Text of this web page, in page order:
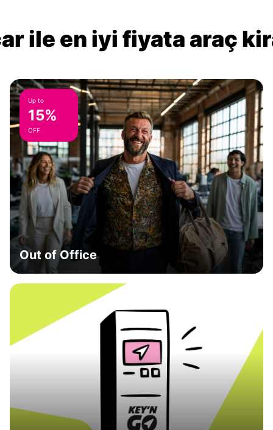
ile en iyi fiyata araç
Up to
15%
OFF
Out of Office